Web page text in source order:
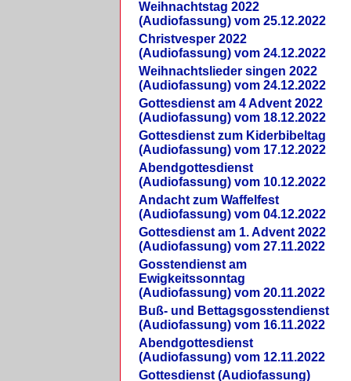
Weihnachtstag 2022
(Audiofassung) vom 25.12.2022
Christvesper 2022
(Audiofassung) vom 24.12.2022
Weihnachtslieder singen 2022
(Audiofassung) vom 24.12.2022
Gottesdienst am 4 Advent 2022
(Audiofassung) vom 18.12.2022
Gottesdienst zum Kiderbibeltag
(Audiofassung) vom 17.12.2022
Abendgottesdienst
(Audiofassung) vom 10.12.2022
Andacht zum Waffelfest
(Audiofassung) vom 04.12.2022
Gottesdienst am 1. Advent 2022
(Audiofassung) vom 27.11.2022
Gosstendienst am
Ewigkeitssonntag
(Audiofassung) vom 20.11.2022
Buß- und Bettagsgosstendienst
(Audiofassung) vom 16.11.2022
Abendgottesdienst
(Audiofassung) vom 12.11.2022
Gottesdienst (Audiofassung)